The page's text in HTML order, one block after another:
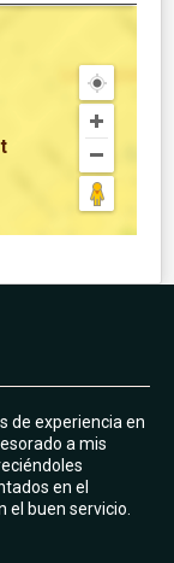
de experiencia en
a mis
en el
el buen servicio.